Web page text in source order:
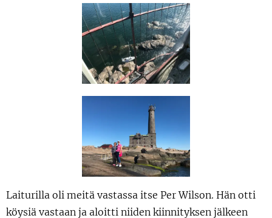
Laiturilla oli meitä vastassa itse Per Wilson. Hän otti
köysiä vastaan ja aloitti niiden kiinnityksen jälkeen